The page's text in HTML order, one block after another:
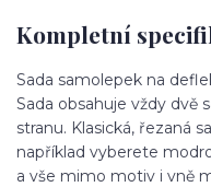
Kompletní
Sada samolepek na
Sada obsahuje vždy dvě
stranu. Klasická, řezaná
například vyberete
a vše mimo motiv i vně